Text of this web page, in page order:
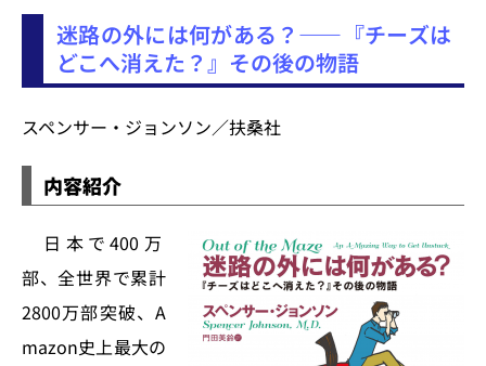
迷路の外には何がある？――『チーズは
どこへ消えた？』その後の物語
スペンサー・ジョンソン／扶桑社
内容紹介
日本で400万
部、全世界で累計
2800万部突破、A
mazon史上最大の